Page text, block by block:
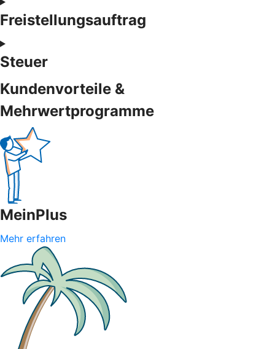
Freistellungsauftrag
Steuer
Kundenvorteile &
Mehrwertprogramme
MeinPlus
Mehr erfahren